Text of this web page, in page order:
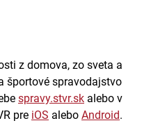
z domova, zo sveta a
športové spravodajstvo
spravy.stvr.sk alebo v
pre iOS alebo Android.